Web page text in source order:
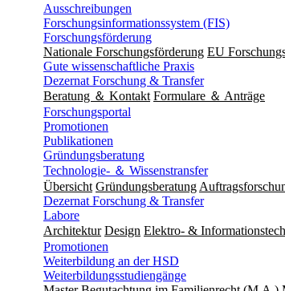
Ausschreibungen
Forschungsinformationssystem (FIS)
Forschungsförderung
Nationale Forschungsförderung EU
Gute wissenschaftliche Praxis
Dezernat Forschung & Transfer
Beratung ＆ Kontakt Formulare ＆ Anträge
Forschungsportal
Promotionen
Publikationen
Gründungsberatung
Technologie- ＆ Wissenstransfer
Übersicht Gründungsberatung
Dezernat Forschung & Transfer
Labore
Architektur Design Elektro- &
Promotionen
Weiterbildung an der HSD
Weiterbildungsstudiengänge